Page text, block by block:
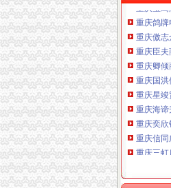
重庆鸽
重庆傲志
重庆臣夫
重庆卿倾
重庆国洪
重庆星竣
重庆海谛
重庆奕欣
重庆信同
重庆三
重庆宝鹰
重庆鸽
重庆傲志